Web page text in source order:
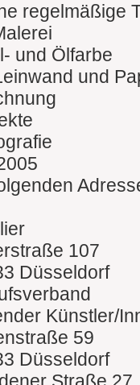
regelmäßige
und Ölfarbe
und
107
Düsseldorf
Künstler/
59
Düsseldorf